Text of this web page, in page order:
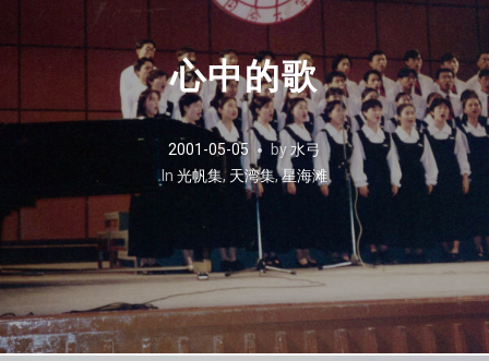
心中的歌
2001-05-05 by 水弓
In 光帆集, 天湾集,星海滩